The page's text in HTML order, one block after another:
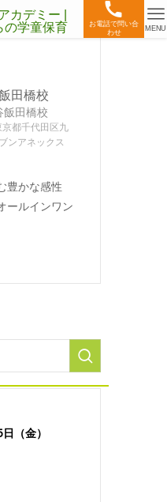
お電話で問い合
わせ
MENU
飯田橋校
都千代田区九
ンアネックス
豊かな感性
ールインワン
（金）